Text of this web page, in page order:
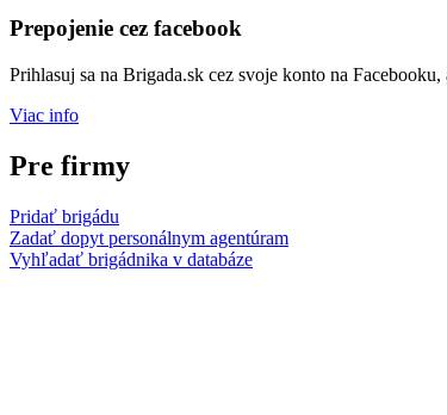
Prepojenie cez facebook
Prihlasuj sa na Brigada.sk cez svoje konto na
Viac info
Pre firmy
Pridať brigádu
Zadať dopyt personálnym agentúram
Vyhľadať brigádnika v databáze